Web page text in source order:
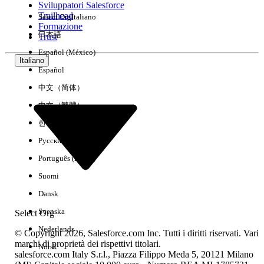
Esperienza
Nessun risultato
Sviluppatori Salesforce
Trailhead
Formazione
Trust
Italiano
Select Org
Select OrgItaliano
日本語
Español (México)
Español
中文（简体）
中文（繁體）
한국어
Русский
Português (Brasil)
Suomi
Dansk
Svenska
Nederlands
Norsk
© Copyright 2026, Salesforce.com Inc. Tutti i diritti riservati. Vari
marchi di proprietà dei rispettivi titolari.
salesforce.com Italy S.r.l., Piazza Filippo Meda 5, 20121 Milano